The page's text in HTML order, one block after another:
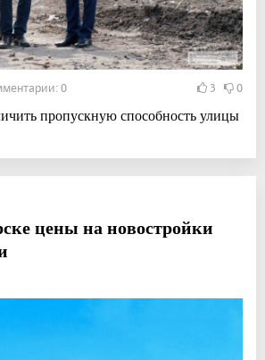
0 3 0
пропускную способность улицы
цены на новостройки